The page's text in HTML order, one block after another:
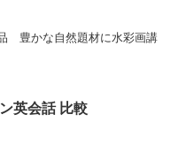
豊かな自然題材に水彩画講
英会話 比較